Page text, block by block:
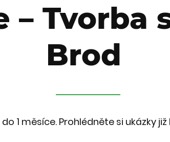
– Tvorba
Brod
1 měsíce. Prohlédněte si ukázky